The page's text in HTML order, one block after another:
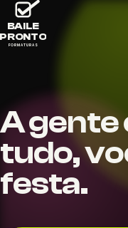
BAILE
PRONTO
FORMATURAS
A gente
tudo,
festa.